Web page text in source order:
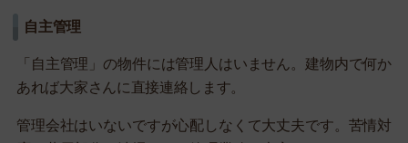
自主管理
「自主管理」の物件には管理人はいません。建物内で何か
あれば大家さんに直接連絡します。
管理会社はいないですが心配しなくて大丈夫です。苦情対